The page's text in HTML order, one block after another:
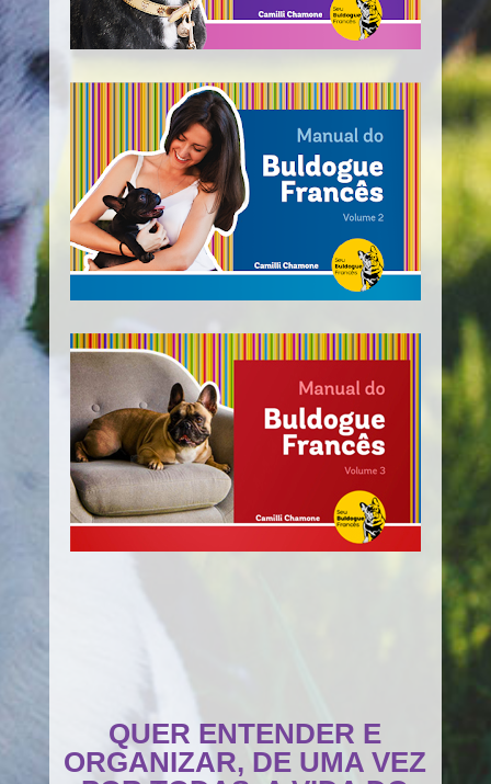
QUER ENTENDER E
ORGANIZAR, DE UMA VEZ